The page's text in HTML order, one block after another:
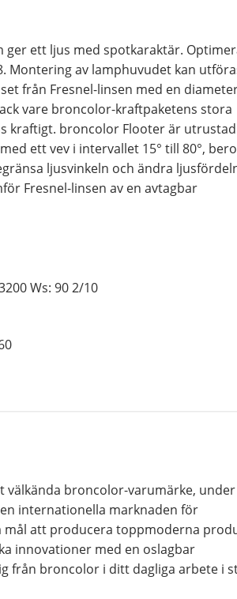
ger ett ljus med spotkaraktär.
Montering av lamphuvudet kan
från Fresnel-linsen med en
vare broncolor-kraftpaketens stora
kraftigt. broncolor Flooter är
ett vev i intervallet 15° till 80°,
ljusvinkeln och ändra
Fresnel-linsen av en avtagbar
Ws: 90 2/10
välkända broncolor-varumärke,
internationella marknaden för
mål att producera toppmoderna
innovationer med en oslagbar
från broncolor i ditt dagliga arbete i